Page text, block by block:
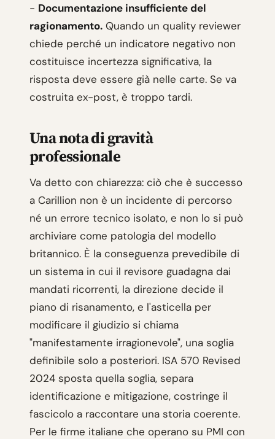
- Documentazione insufficiente del
ragionamento. Quando un quality reviewer
chiede perché un indicatore negativo non
costituisce incertezza significativa, la
risposta deve essere già nelle carte. Se va
costruita ex-post, è troppo tardi.
Una nota di gravità
professionale
Va detto con chiarezza: ciò che è successo
a Carillion non è un incidente di percorso
né un errore tecnico isolato, e non lo si può
archiviare come patologia del modello
britannico. È la conseguenza prevedibile di
un sistema in cui il revisore guadagna dai
mandati ricorrenti, la direzione decide il
piano di risanamento, e l'asticella per
modificare il giudizio si chiama
"manifestamente irragionevole", una soglia
definibile solo a posteriori. ISA 570 Revised
2024 sposta quella soglia, separa
identificazione e mitigazione, costringe il
fascicolo a raccontare una storia coerente.
Per le firme italiane che operano su PMI con